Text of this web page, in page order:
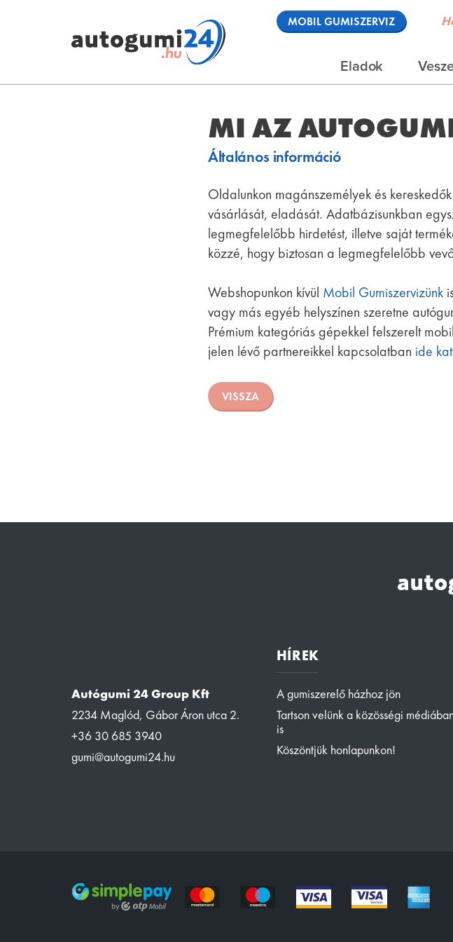
MOBIL GUMISZERVIZ
Eladok
MI AZ
Általános információ
Oldalunkon magánszemélyek és
vásárlását, eladását. Adatbázisunkban
legmegfelelőbb hirdetést, illetve saját
közzé, hogy biztosan a legmegfelelőbb
Webshopunkon kívül Mobil Gumiszervizünk
vagy más egyéb helyszínen szeretne
Prémium kategóriás gépekkel felszerelt
jelen lévő partnereikkel kapcsolatban ide
VISSZA
Autógumi 24 Group Kft
2234 Maglód, Gábor Áron utca 2.
+36 30 685 3940
gumi@autogumi24.hu
HÍREK
A gumiszerelő házhoz jön
Tartson velünk a közösségi
is
Köszöntjük honlapunkon!